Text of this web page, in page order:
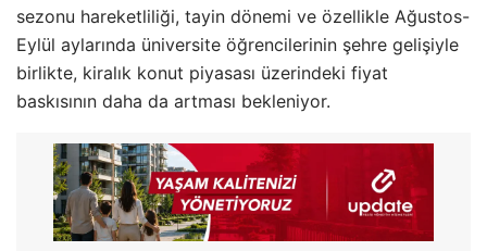
sezonu hareketliliği, tayin dönemi ve özellikle Ağustos-
Eylül aylarında üniversite öğrencilerinin şehre gelişiyle
birlikte, kiralık konut piyasası üzerindeki fiyat
baskısının daha da artması bekleniyor.